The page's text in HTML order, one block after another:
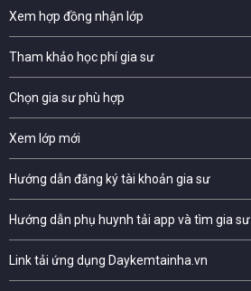
Xem hợp đồng nhận lớp
Tham khảo học phí gia sư
Chọn gia sư phù hợp
Xem lớp mới
Hướng dẫn đăng ký tài khoản gia sư
Hướng dẫn phụ huynh tải app và tìm gia sư
Link tải ứng dụng Daykemtainha.vn